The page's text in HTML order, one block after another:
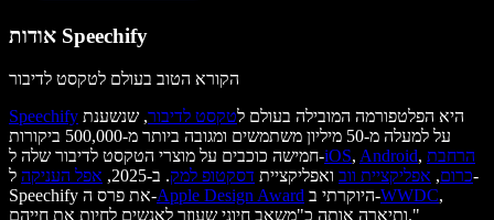
אודות Speechify
הקורא הטוב בעולם לטקסט לדיבור
Speechify
היא הפלטפורמה המובילה בעולם לטקסט לדיבור, שנשענת
על למעלה מ-50 מיליון משתמשים ומגובה ביותר מ-500,000 ביקורות
חמישה כוכבים על מוצרי הטקסט לדיבור שלה ל-iOS, Android, הרחבת
כרום, אפליקציית ווב ואפליקציית דסקטופ למק. ב-2025, אפל העניקה ל-
Speechify את פרס ה-Apple Design Award היוקרתי ב-WWDC,
ותיארה אותה כ"משאב חיוני שעוזר לאנשים לחיות את חייהם."